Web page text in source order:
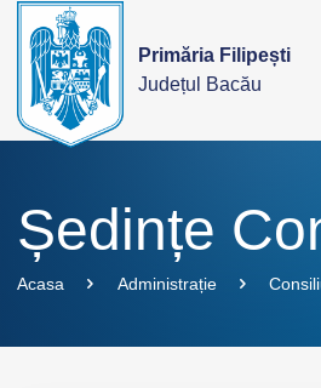
Primăria Filipești
Județul Bacău
Ședințe
Acasa Administrație